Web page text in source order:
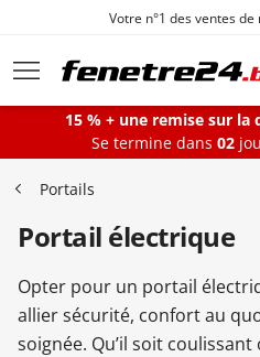
Aller au
Votre n°1 des ventes
Fenêtres
Portes-fenêtres
Baies vitrées
15 % + une remise sur
Se termine dans 02
Portails
Portail électrique
Opter pour un portail
allier sécurité, confort au
soignée. Qu’il soit